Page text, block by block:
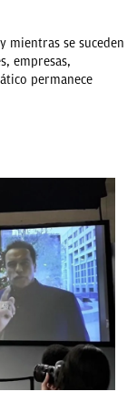
mientras se suceden
empresas,
permanece